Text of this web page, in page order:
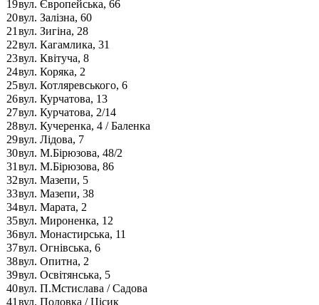
19вул. Європейська, 66
20вул. Залізна, 60
21 вул. Зигіна, 28
22вул. Кагамлика, 31
23вул. Квітуча, 8
24вул. Коряка, 2
25вул. Котляревського, 6
26вул. Курчатова, 13
27вул. Курчатова, 2/14
28вул. Кучеренка, 4 / Баленка
29вул. Лідова, 7
30вул. М.Бірюзова, 48/2
31 вул. М.Бірюзова, 86
32вул. Мазепи, 5
33вул. Мазепи, 38
34вул. Марата, 2
35вул. Мироненка, 12
36вул. Монастирська, 11
37вул. Огнівська, 6
38вул. Опитна, 2
39вул. Освітянська, 5
40вул. П.Мстислава / Садова
41 вул. Половка / Цісик